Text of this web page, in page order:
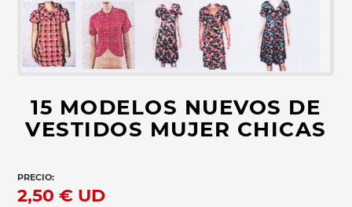
15 MODELOS NUEVOS DE
VESTIDOS MUJER CHICAS
PRECIO:
2,50 € UD